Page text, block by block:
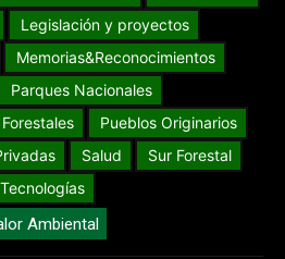
Legislación y proyectos
Memorias&Reconocimientos
Parques Nacionales
Pueblos Originarios
Salud
Sur Forestal
Tecnologías
Ambiental